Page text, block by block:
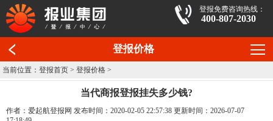
登报免费咨询热线：
400-807-2030
登报价格
当前位置：登报首页 >登报价格 >
当代商报登报挂失多少钱?
作者：爱起航登报网 发布时间：2020-02-05 22:57:38 更新时间：2026-07-07